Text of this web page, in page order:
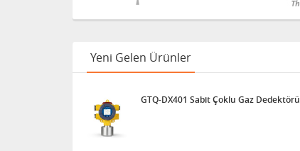
Yeni Gelen Ürünler
GTQ-DX401 Sabit Çoklu Gaz Dedektörü